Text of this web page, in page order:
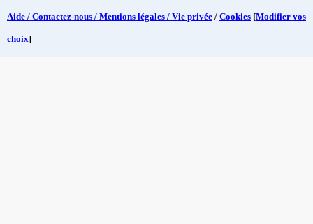
Aide / Contactez-nous / Mentions légales / Vie privée / Cookies [Modifier vos
choix]